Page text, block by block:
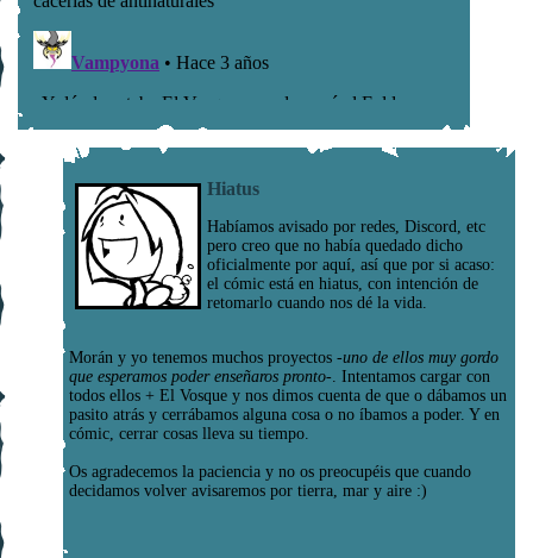
Hiatus
Habíamos avisado por redes, Discord, etc
pero creo que no había quedado dicho
oficialmente por aquí, así que por si acaso:
el cómic está en hiatus, con intención de
retomarlo cuando nos dé la vida.
Morán y yo tenemos muchos proyectos -uno de ellos muy gordo
que esperamos poder enseñaros pronto-. Intentamos cargar con
todos ellos + El Vosque y nos dimos cuenta de que o dábamos un
pasito atrás y cerrábamos alguna cosa o no íbamos a poder. Y en
cómic, cerrar cosas lleva su tiempo.
Os agradecemos la paciencia y no os preocupéis que cuando
decidamos volver avisaremos por tierra, mar y aire :)